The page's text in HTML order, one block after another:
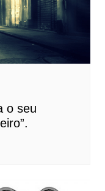
o seu